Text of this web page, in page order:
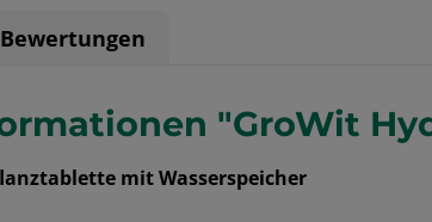
Bewertungen
"GroWit
mit Wasserspeicher